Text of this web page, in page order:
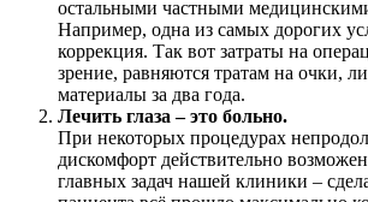
остальными частными
Например, одна из самых дорогих
коррекция. Так вот затраты на
зрение, равняются тратам на очки,
материалы за два года.
Лечить глаза – это больно.
При некоторых процедурах
дискомфорт действительно
главных задач нашей клиники –